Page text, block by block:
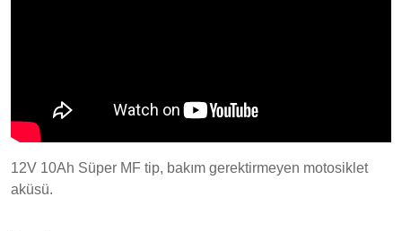
12V 10Ah Süper MF tip, bakım gerektirmeyen motosiklet
aküsü.